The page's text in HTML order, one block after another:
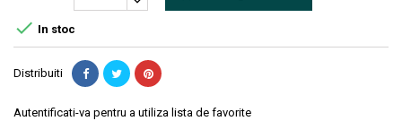
 In stoc
Distribuiti
Autentificati-va pentru a utiliza lista de favorite